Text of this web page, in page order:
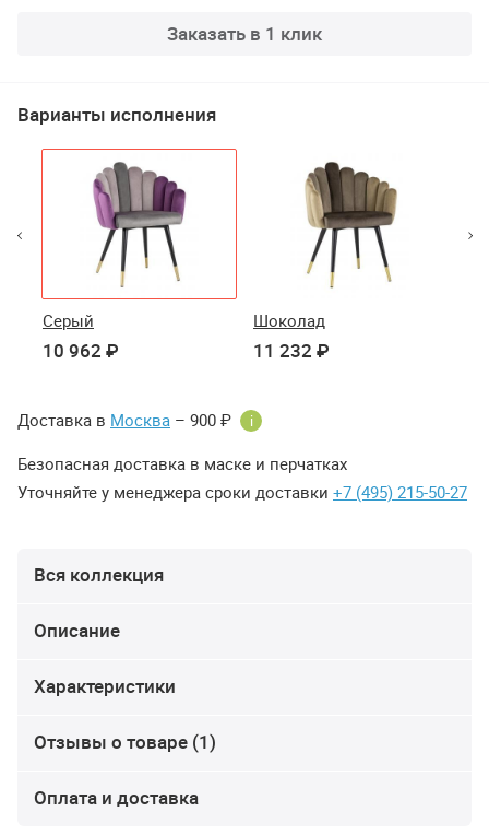
Заказать в 1 клик
Варианты исполнения
Серый
10 962 ₽
Шоколад
11 232 ₽
Доставка в Москва – 900 ₽ i
Безопасная доставка в маске и перчатках
Уточняйте у менеджера сроки доставки +7 (495) 215-50-27
Вся коллекция
Описание
Характеристики
Отзывы о товаре (1)
Оплата и доставка